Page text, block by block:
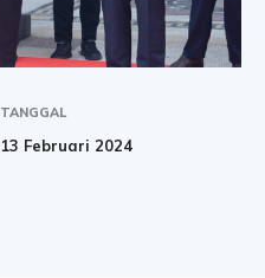
TANGGAL
13 Februari 2024